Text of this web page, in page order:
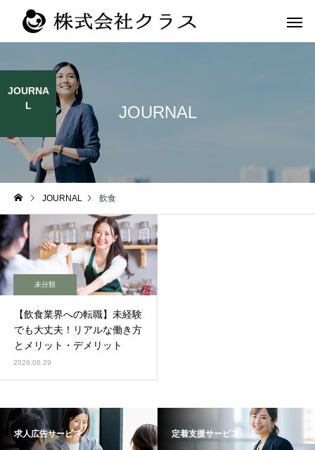
新卒
JOURNAL
JOURNA
L
JOURNAL 飲食
未分類
【飲食業界への転職】未経験
でも大丈夫！リアルな働き方
とメリット・デメリット
2026.06.29
求人広告サービス 定着支援サービス